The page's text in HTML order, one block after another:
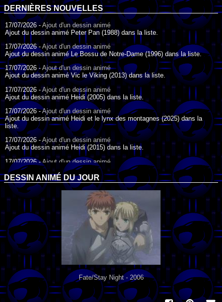
DERNIÈRES NOUVELLES
17/07/2026 -Ajout d'un dessin animé
Ajout du dessin animé Peter Pan (1988) dans la liste.
17/07/2026 - Ajout d'un dessin animé
Ajout du dessin animé Le Bossu de Notre-Dame (1996) dans la liste.
17/07/2026 - Ajout d'un dessin animé
Ajout du dessin animé Vic le Viking (2013) dans la liste.
17/07/2026 -Ajout d'un dessin animé
Ajout du dessin animé Heidi (2005) dans la liste.
17/07/2026 -Ajout d'un dessin animé
Ajout du dessin animé Heidi et le lynx des montagnes (2025) dans la
liste.
17/07/2026 -Ajout d'un dessin animé
Ajout du dessin animé Heidi (2015) dans la liste.
17/07/2026 -Ajout d'un dessin animé
Ajout du dessin animé Heidi (1995) dans la liste.
09/07/2026 -Ajout d'un dessin animé
Ajout du dessin animé Genki l'Aventurier de la Chance (2006) dans la
liste.
04/07/2026 -Ajout d'un dessin animé
Ajout du dessin animé Vilain Petit Canard (2000) dans la liste.
04/07/2026 -
Ajout d'un dessin animé
Ajout du dessin animé Le Noël du vilain petit canard (2003) dans la liste.
DESSIN ANIMÉ DU JOUR
Fate/Stay Night - 2006